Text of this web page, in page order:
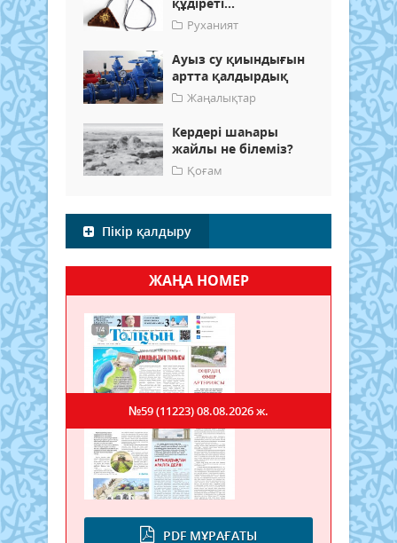
Руханият
Ауыз су қиындығын
артта қалдырдық
Жаңалықтар
Кердері шаһары
жайлы не білеміз?
Қоғам
Пікір қалдыру
ЖАҢА НОМЕР
PDF МҰРАҒАТЫ
№59 (11223)08.08.2026 ж.